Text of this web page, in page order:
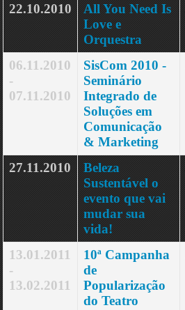
22.10.2010
All You Need Is
Love e
Orquestra
06.11.2010
-
07.11.2010
SisCom 2010 -
Seminário
Integrado de
Soluções em
Comunicação
& Marketing
27.11.2010
Beleza
Sustentável o
evento que vai
mudar sua
vida!
13.01.2011
-
13.02.2011
10ª Campanha
de
Popularização
do Teatro